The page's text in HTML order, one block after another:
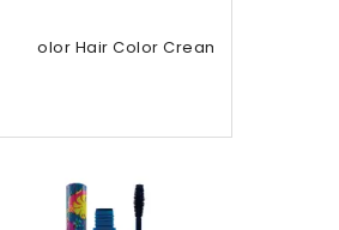
Color Hair Color Cream – 9.02...